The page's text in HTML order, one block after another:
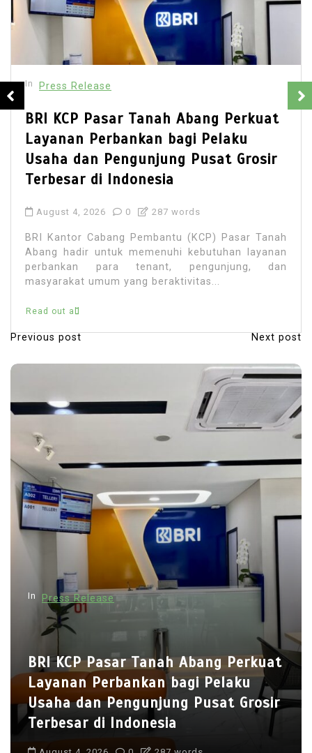
In Press Release
BRI KCP Pasar Tanah Abang Perkuat
Layanan Perbankan bagi Pelaku
Usaha dan Pengunjung Pusat Grosir
Terbesar di Indonesia
August 4, 2026 0 287 words
BRI Kantor Cabang Pembantu (KCP) Pasar Tanah
Abang hadir untuk memenuhi kebutuhan layanan
perbankan para tenant, pengunjung, dan
masyarakat umum yang beraktivitas...
Read out all
P
o
t
v
g
Previous post Next post
In Press Release
BRI KCP Pasar Tanah Abang Perkuat
Layanan Perbankan bagi Pelaku
Usaha dan Pengunjung Pusat Grosir
Terbesar di Indonesia